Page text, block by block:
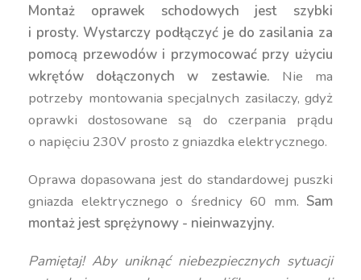
Montaż oprawek schodowych jest szybki
i prosty. Wystarczy podłączyć je do zasilania za
pomocą przewodów i przymocować przy użyciu
wkrętów dołączonych w zestawie. Nie ma
potrzeby montowania specjalnych zasilaczy, gdyż
oprawki dostosowane są do czerpania prądu
o napięciu 230V prosto z gniazdka elektrycznego.
Oprawa dopasowana jest do standardowej puszki
gniazda elektrycznego o średnicy 60 mm. Sam
montaż jest sprężynowy - nieinwazyjny.
Pamiętaj! Aby uniknąć niebezpiecznych sytuacji